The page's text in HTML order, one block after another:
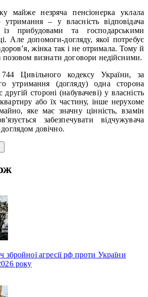
майже незряча пенсіонерка уклала
утримання – у власність відповідача
прибудовами та господарськими
Але допомоги-догляду, якої потребує
жінка так і не отримала. Тому й
позовом визнати договори недійсними.
Цивільного кодексу України, за
утримання (догляду) одна сторона
стороні (набувачеві) у власність
або їх частину, інше нерухоме
яке має значну цінність, взамін
забезпечувати відчужувача
довічно.
збройної агресії рф проти України
року